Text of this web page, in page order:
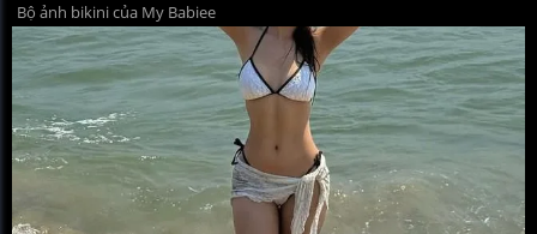
Bộ ảnh bikini của My Babiee